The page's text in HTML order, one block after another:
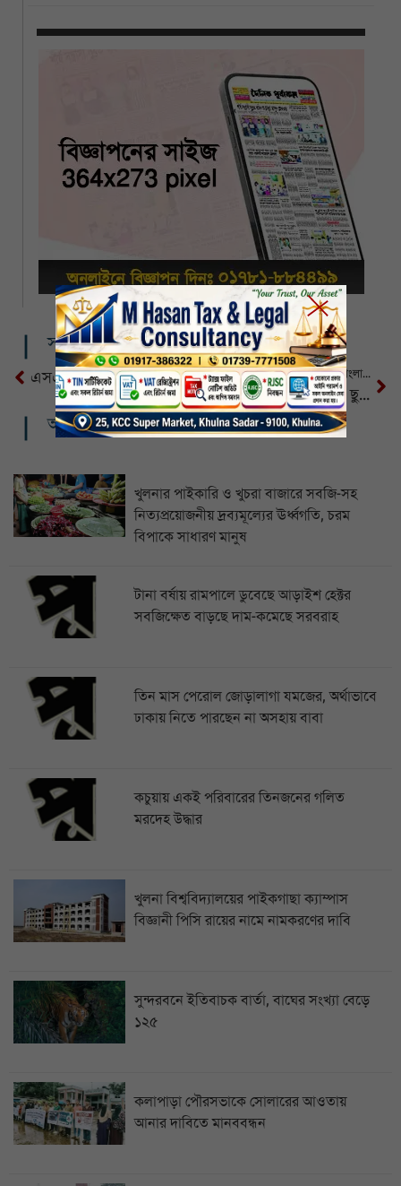
সম্পর্কিত খবর
এসএসসি দাখিল সমমান’২৫ ফলপ্রাপ্ত শিক্ষার্থীদের নিয়ে খুলনা মহানগর শিবিরের শিক্ষা সফর ১৮ জেলেকে জীবিত উদ্ধার করল বাংলাদেশ নৌবাহিনী
নগরীতে অজ্ঞাত দুর্বৃত্তদের ছুরিকাঘাতে আহত ১
আরও খবর
খুলনার পাইকারি ও খুচরা বাজারে সবজি-সহ
নিত্যপ্রয়োজনীয় দ্রব্যমূল্যের ঊর্ধ্বগতি, চরম
বিপাকে সাধারণ মানুষ
টানা বর্ষায় রামপালে ডুবেছে আড়াইশ হেক্টর
সবজিক্ষেত বাড়ছে দাম-কমেছে সরবরাহ
তিন মাস পেরোল জোড়ালাগা যমজের, অর্থাভাবে
ঢাকায় নিতে পারছেন না অসহায় বাবা
কচুয়ায় একই পরিবারের তিনজনের গলিত
মরদেহ উদ্ধার
খুলনা বিশ্ববিদ্যালয়ের পাইকগাছা ক্যাম্পাস
বিজ্ঞানী পিসি রায়ের নামে নামকরণের দাবি
সুন্দরবনে ইতিবাচক বার্তা, বাঘের সংখ্যা বেড়ে
১২৫
কলাপাড়া পৌরসভাকে সোলারের আওতায়
আনার দাবিতে মানববন্ধন